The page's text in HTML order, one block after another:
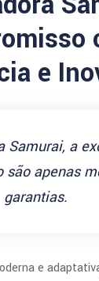
e
Samurai, a
são apenas
garantias.
e